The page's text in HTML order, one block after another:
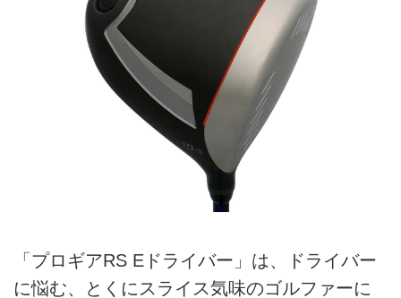
「プロギアRS Eドライバー」は、ドライバー
に悩む、とくにスライス気味のゴルファーに